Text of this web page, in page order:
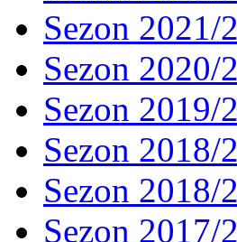
Sezon 2021/
Sezon 2020/
Sezon 2019/
Sezon 2018/
Sezon 2018/
Sezon 2017/